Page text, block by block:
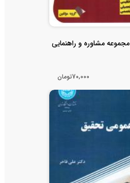
مشاوره و راهنمایی
70,000تومان